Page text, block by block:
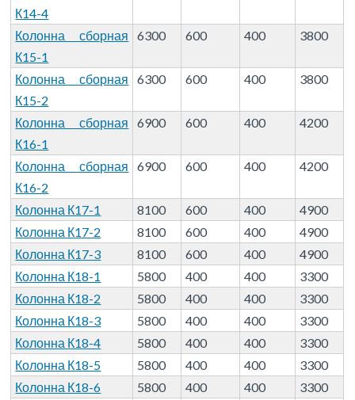
К14-4
Колонна сборная
К15-1
6300 600 400 3800
Колонна сборная
К15-2
6300 600 400 3800
Колонна сборная
К16-1
6900 600 400 4200
Колонна сборная
К16-2
6900 600 400 4200
Колонна К17-1 8100 600 400
4900
Колонна К17-2
8100 600 400
4900
Колонна К17-3
8100 600 400
4900
Колонна К18-1
5800 400 400
3300
Колонна К18-2
5800 400 400
3300
Колонна К18-3
5800 400 400
3300
Колонна К18-4
5800 400 400
3300
Колонна К18-5
5800 400 400
3300
Колонна К18-6
5800 400 400
3300